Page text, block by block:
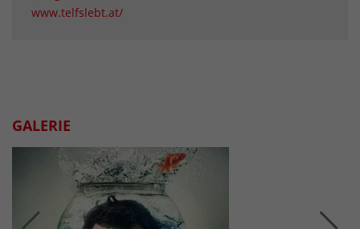
www.telfslebt.at/
GALERIE